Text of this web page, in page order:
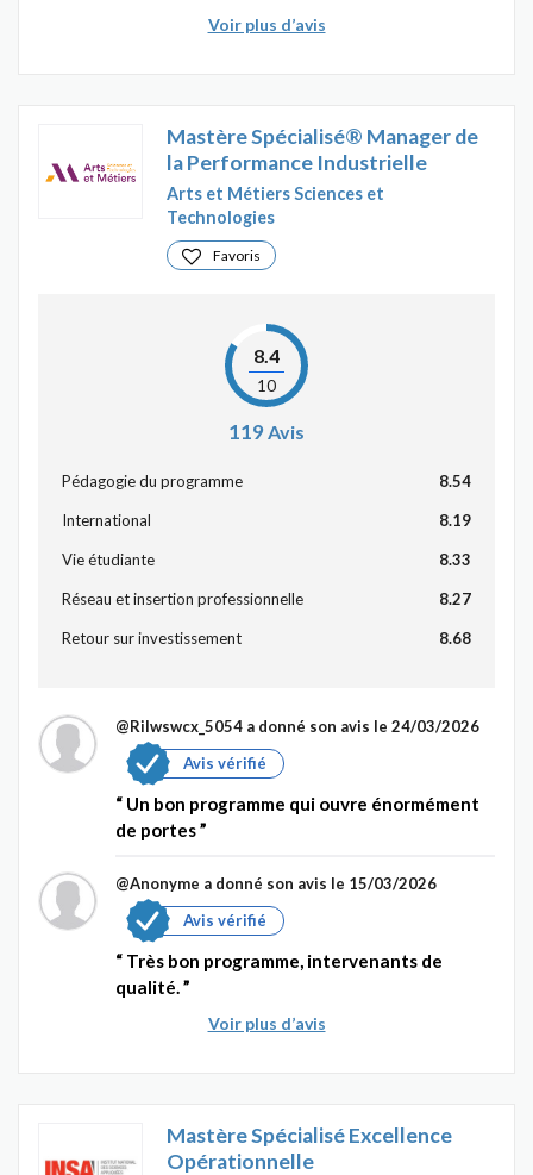
Voir plus d’avis
Mastère Spécialisé® Manager de
la Performance Industrielle
Arts et Métiers Sciences et
Technologies
Favoris
8.4
10
119Avis
Pédagogie du programme 8.54
International 8.19
Vie étudiante 8.33
Réseau et insertion professionnelle 8.27
Retour sur investissement 8.68
@Rilwswcx_5054 a donné son avis le 24/03/2026
Avis vérifié
Un bon programme qui ouvre énormément
de portes
@Anonyme a donné son avis le 15/03/2026
Avis vérifié
Très bon programme, intervenants de
qualité.
Voir plus d’avis
Mastère Spécialisé Excellence
Opérationnelle